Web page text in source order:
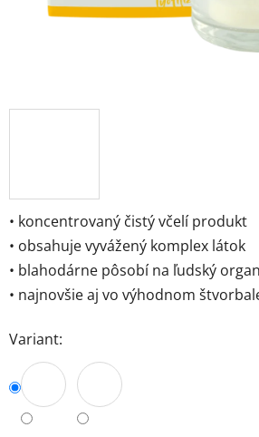
• koncentrovaný čistý včelí produkt
• obsahuje vyvážený komplex látok
• blahodárne pôsobí na ľudský
• najnovšie aj vo výhodnom
Variant: